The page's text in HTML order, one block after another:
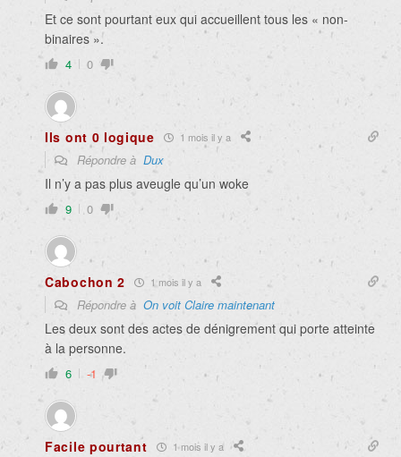
Et ce sont pourtant eux qui accueillent tous les « non-
binaires ».
4 0
Ils ont 0 logique 1 mois il y a
Répondre à Dux
Il n’y a pas plus aveugle qu’un woke
9 0
Cabochon 2 1 mois il y a
Répondre à On voit Claire maintenant
Les deux sont des actes de dénigrement qui porte atteinte
à la personne.
6 -1
Facile pourtant 1 mois il y a